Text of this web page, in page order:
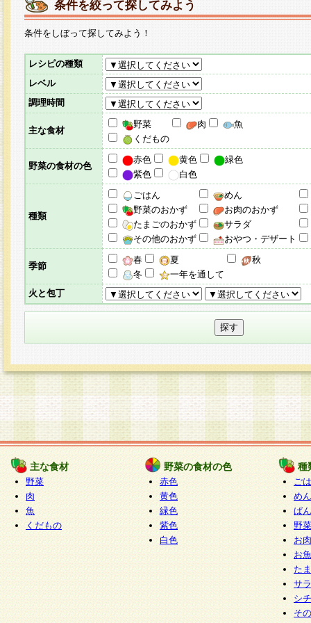
条件を絞って探してみよう
条件をしぼって探してみよう！
レシピの種類
レベル
調理時間
主な食材
野菜 肉
魚
くだもの
野菜の食材の色
赤色 黄色
緑色
紫色
白色
種類
ごはん
めん
野菜のおかず
お肉のおかず
たまごのおかず
サラダ
その他のおかず
おやつ・デザート
季節
春 夏
秋
冬
一年を通して
火と包丁
主な食材
野菜
肉
魚
くだもの
野菜の食材の色
赤色
黄色
緑色
紫色
白色
種
ご
めん
ぱん
野
お
お
た
サ
シ
そ